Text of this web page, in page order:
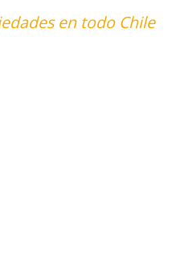
en todo Chile